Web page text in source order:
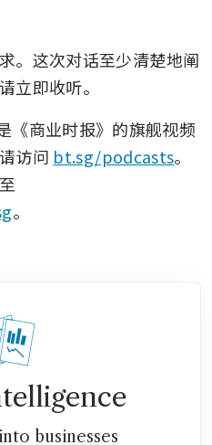
。这次对话至少清楚地阐
立即收听。
《商业时报》的旗舰视频
访问 bt.sg/podcasts。
。
businesses